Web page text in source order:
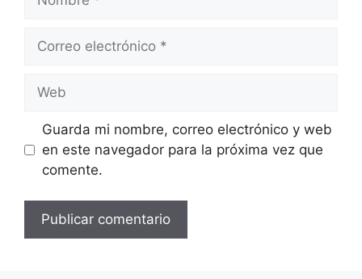
electrónico
Guarda mi nombre, correo electrónico y web
en este navegador para la próxima vez que
comente.